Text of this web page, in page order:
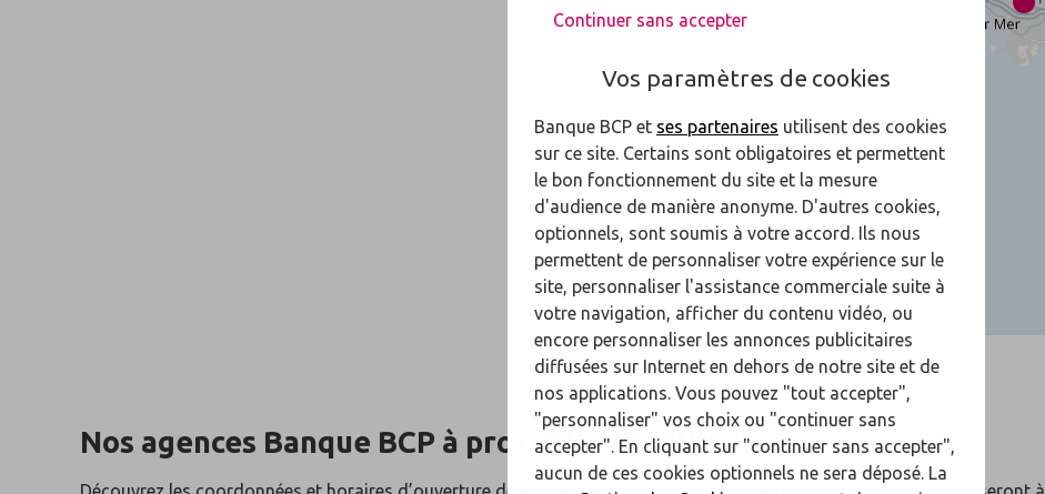
Nos agences Banque BCP à proximité deOllioules
Continuer sans accepter
Vos paramètres de cookies
Banque BCP et ses partenaires utilisent des cookies
sur ce site. Certains sont obligatoires et permettent
le bon fonctionnement du site et la mesure
d'audience de manière anonyme. D'autres cookies,
optionnels, sont soumis à votre accord. Ils nous
permettent de personnaliser votre expérience sur le
site, personnaliser l'assistance commerciale suite à
votre navigation, afficher du contenu vidéo, ou
encore personnaliser les annonces publicitaires
diffusées sur Internet en dehors de notre site et de
nos applications. Vous pouvez "tout accepter",
"personnaliser" vos choix ou "continuer sans
accepter". En cliquant sur "continuer sans accepter",
aucun de ces cookies optionnels ne sera déposé. La